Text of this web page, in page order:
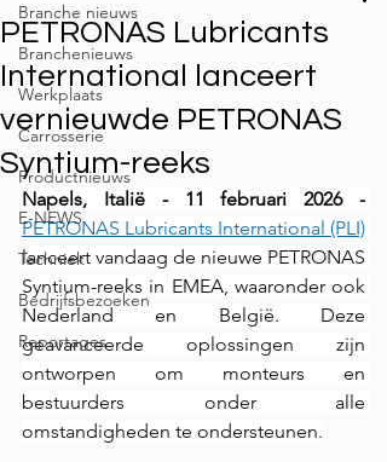
Branche nieuws
Branchenieuws
Werkplaats
Carrosserie
Productnieuws
E-NEWS
Techniek
Bedrijfsbezoeken
Reportages
PETRONAS Lubricants
International lanceert
vernieuwde PETRONAS
Syntium-reeks
Napels, Italië - 11 februari 2026 -
PETRONAS Lubricants International (PLI)
lanceert vandaag de nieuwe PETRONAS
Syntium-reeks in EMEA, waaronder ook
Nederland en België. Deze
geavanceerde oplossingen zijn
ontworpen om monteurs en
bestuurders onder alle
omstandigheden te ondersteunen.